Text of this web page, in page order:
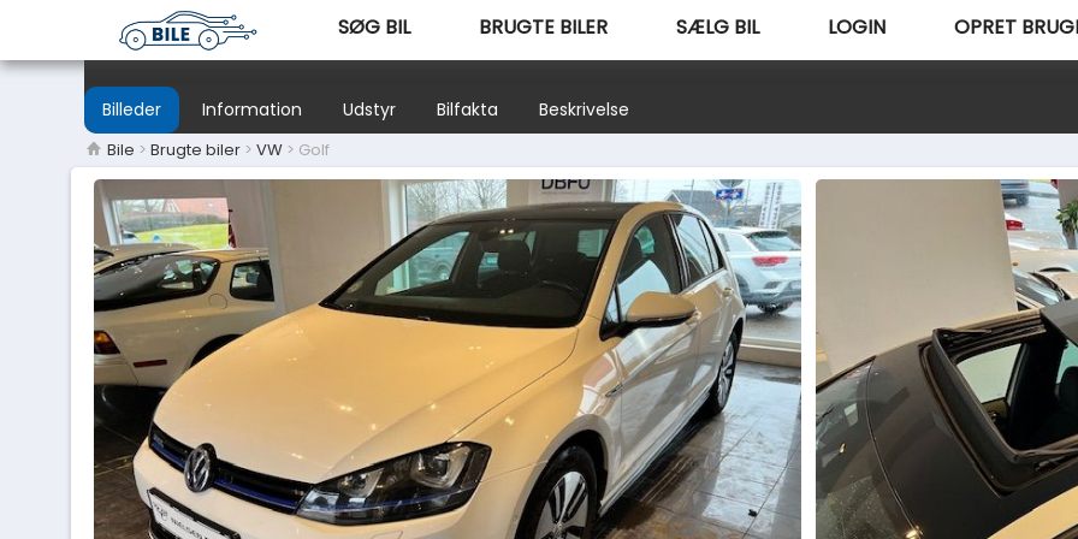
SØG BIL BRUGTE BILER SÆLG BIL LOGIN OPRET
Billeder Information Udstyr Bilfakta Beskrivelse
Bile > Brugte biler > VW > Golf